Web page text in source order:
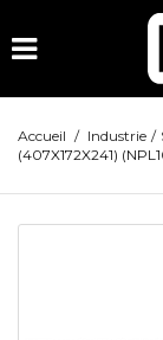
Accueil / Industrie /
(407X172X241)